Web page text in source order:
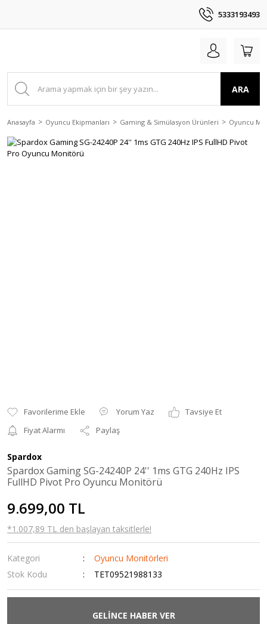
5333193493
ARA
Anasayfa Oyuncu Ekipmanları Gaming & Simülasyon Ürünleri Oyuncu
Yorum Yaz
Tavsiye Et
Fiyat Alarmı
Paylaş
Spardox
Spardox Gaming SG-24240P 24'' 1ms GTG 240Hz IPS
FullHD Pivot Pro Oyuncu Monitörü
9.699,00 TL
*1.007,89 TL den başlayan taksitlerle!
Kategori
Oyuncu Monitörleri
Stok Kodu
TET09521988133
GELİNCE HABER VER